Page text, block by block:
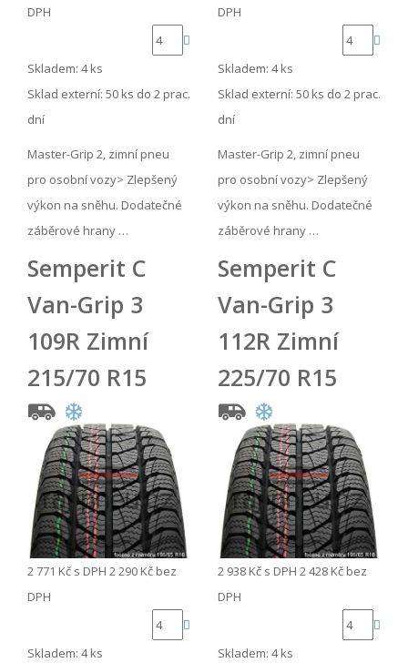
DPH
Skladem: 4 ks
Sklad externí: 50 ks do 2 prac.
dní
Master-Grip 2, zimní pneu
pro osobní vozy> Zlepšený
výkon na sněhu. Dodatečné
záběrové hrany …
DPH
Skladem: 4 ks
Sklad externí: 50 ks do 2 prac.
dní
Master-Grip 2, zimní pneu
pro osobní vozy> Zlepšený
výkon na sněhu. Dodatečné
záběrové hrany …
Semperit C
Van-Grip 3
109R Zimní
215/70 R15
2 771 Kč s DPH 2 290 Kč bez
DPH
Skladem: 4 ks
Semperit C
Van-Grip 3
112R Zimní
225/70 R15
2 938 Kč s DPH 2 428 Kč bez
DPH
Skladem: 4 ks